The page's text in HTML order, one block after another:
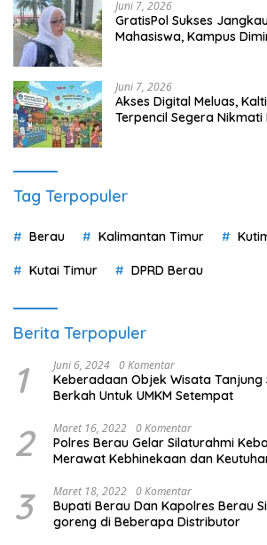
Juni 7, 2026
GratisPol Sukses
Mahasiswa, Kampus
Juni 7, 2026
Akses Digital Meluas,
Terpencil Segera
Tag Terpopuler
Berau Kalimantan Timur
Kutai Timur DPRD Berau
Berita Terpopuler
1 Juni 6, 2024 0 Komentar
Keberadaan Objek Wisata Tanjung
Berkah Untuk UMKM Setempat
2 Maret 16, 2022 0 Komentar
Polres Berau Gelar Silaturahmi
Merawat Kebhinekaan dan
3 Maret 18, 2022 0 Komentar
Bupati Berau Dan Kapolres Berau
goreng di Beberapa Distributor